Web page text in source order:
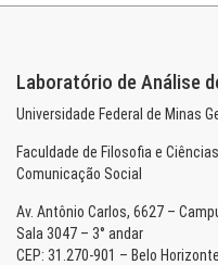
Laboratório de Análise
Universidade Federal de Minas
Faculdade de Filosofia e
Comunicação Social
Av. Antônio Carlos, 6627 –
Sala 3047 – 3° andar
CEP: 31.270-901 – Belo